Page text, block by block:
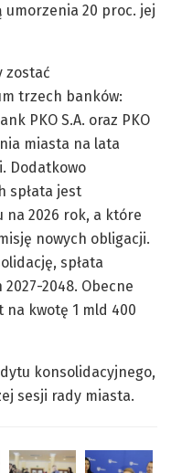
20 proc. jej
zostać
trzech banków:
PKO S.A. oraz PKO
miasta na lata
Dodatkowo
spłata jest
na 2026 rok, a które
nowych obligacji.
spłata
2048. Obecne
na kwotę 1 mld 400
konsolidacyjnego,
sesji rady miasta.